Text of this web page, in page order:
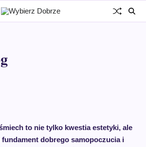
to nie tylko kwestia estetyki, ale
dobrego samopoczucia i